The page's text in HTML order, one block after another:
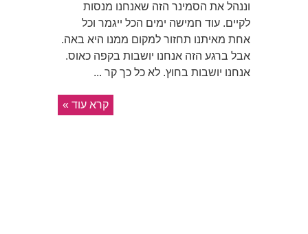
וננהל את הסמינר הזה שאנחנו מנסות
לקיים. עוד חמישה ימים הכל ייגמר וכל
אחת מאיתנו תחזור למקום ממנו היא באה.
אבל ברגע הזה אנחנו יושבות בקפה כאוס.
אנחנו יושבות בחוץ. לא כל כך קר ...
קרא עוד »